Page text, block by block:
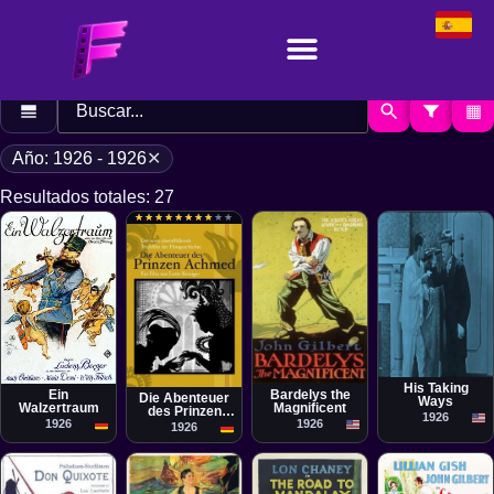
▦
Año: 1926 - 1926✕
Resultados totales: 27
Película
Ludwig Berger
Ein
Walzertraum
1926
★
★ ★
★ ★
★ ★
★ ★
★ ★
★ ★
★ ★
★ ★
★ ★
★
Película
Lotte Reiniger
Die Abenteuer
des Prinzen
Achmed
1926
Película
King Vidor
Bardelys the
Magnificent
1926
Cortometraje
His Taking
Ways
1926